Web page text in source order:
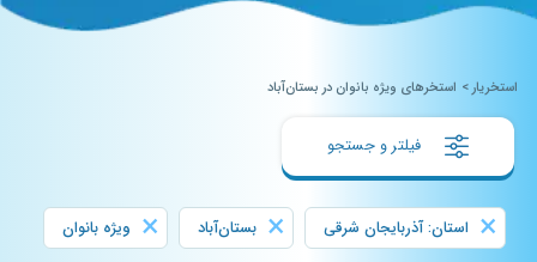
استخریار> استخرهای ویژه بانوان در بستان‌آباد
× استان: آذربایجان شرقی × بستان‌آباد × ویژه بانوان